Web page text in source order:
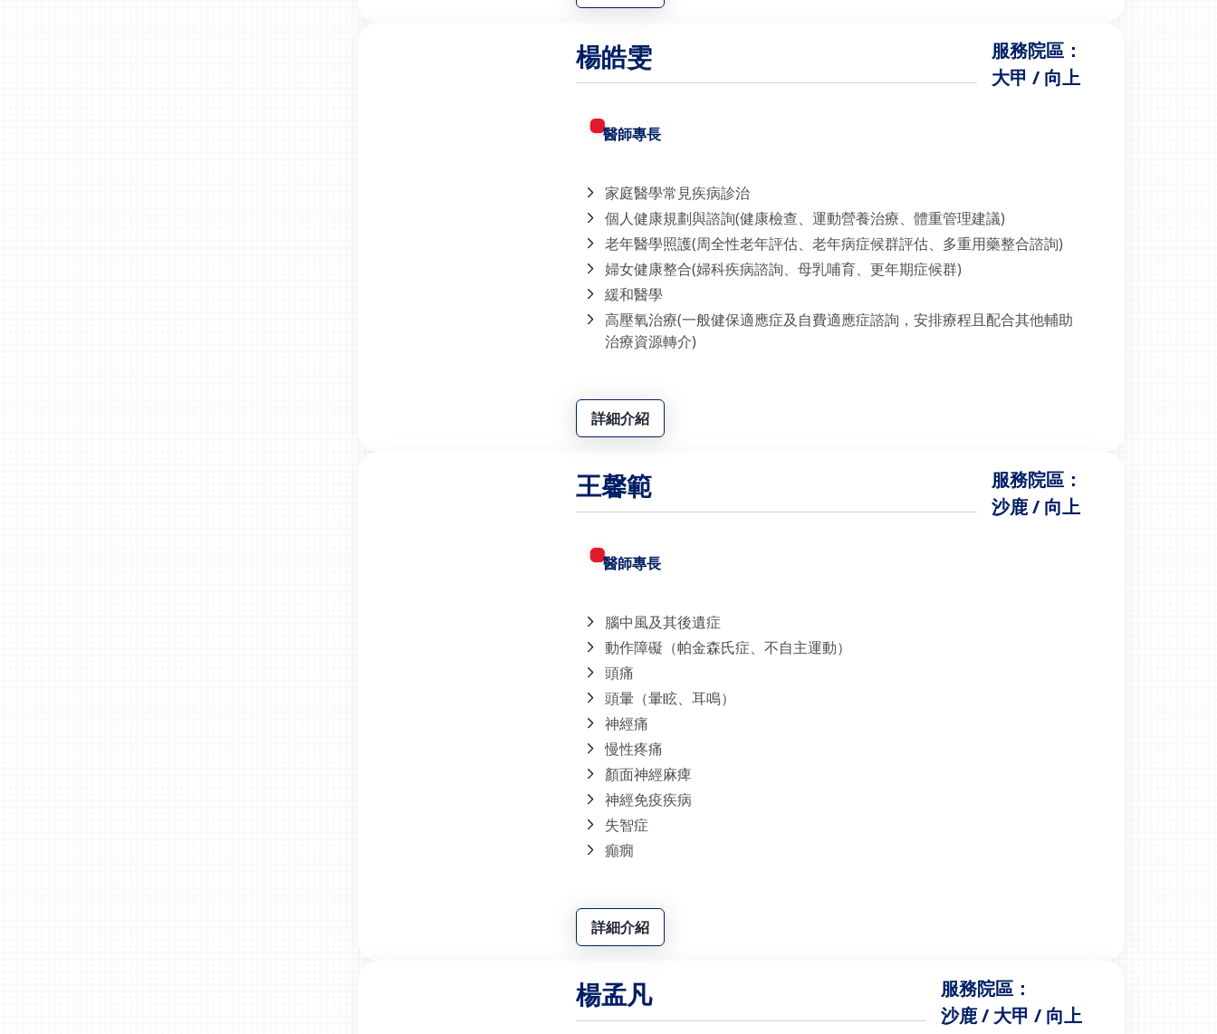
楊皓雯
服務院區：
大甲 / 向上
醫師專長
家庭醫學常見疾病診治
個人健康規劃與諮詢(健康檢查、運動營養治療、體重管理建議)
老年醫學照護(周全性老年評估、老年病症候群評估、多重用藥整合諮詢)
婦女健康整合(婦科疾病諮詢、母乳哺育、更年期症候群)
緩和醫學
高壓氧治療(一般健保適應症及自費適應症諮詢，安排療程且配合其他輔助
治療資源轉介)
詳細介紹
王馨範
服務院區：
沙鹿 / 向上
醫師專長
腦中風及其後遺症
動作障礙（帕金森氏症、不自主運動）
頭痛
頭暈（暈眩、耳鳴）
神經痛
慢性疼痛
顏面神經麻痺
神經免疫疾病
失智症
癲癇
詳細介紹
楊孟凡
服務院區：
沙鹿 / 大甲 / 向上